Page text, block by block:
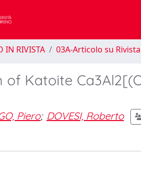
IN RIVISTA 03A-Articolo su Rivista
Katoite
Piero; DOVESI, Roberto